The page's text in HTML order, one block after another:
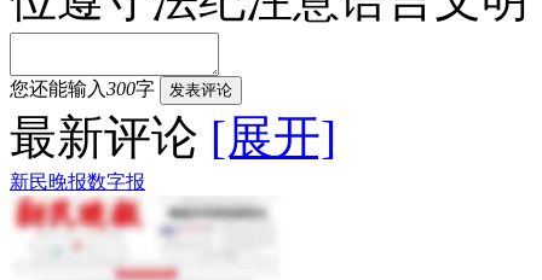
您还能输入300字 发表评论
最新评论 [展开]
新民晚报数字报